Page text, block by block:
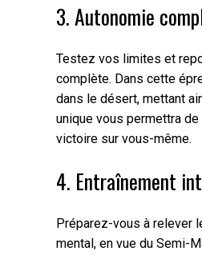
3. Autonomie
Testez vos limites et
complète. Dans cette
dans le désert, mettant
unique vous permettra
victoire sur vous-même.
4. Entraînement
Préparez-vous à relever
mental, en vue du Semi-